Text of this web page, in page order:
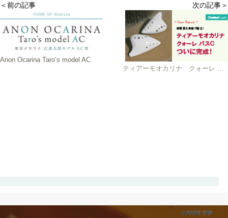
＜前の記事
Anon Ocarina Taro’s model AC
次の記事＞